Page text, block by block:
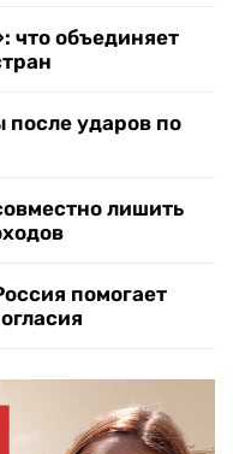
что объединяет
ударов по
лишить
помогает